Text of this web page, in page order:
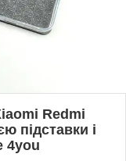
Redmi
підставки і
4you